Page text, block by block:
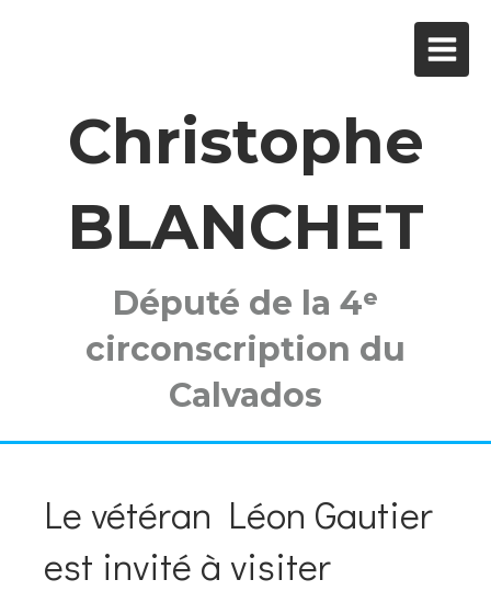
Christophe
BLANCHET
Député de la 4ᵉ
circonscription du
Calvados
Le vétéran Léon Gautier
est invité à visiter